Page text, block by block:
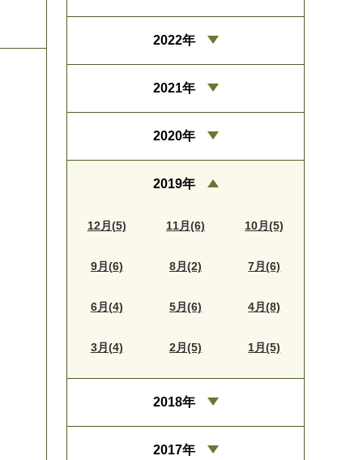
2022年
2021年
2020年
2019年
12月(5) 11月(6) 10月(5)
9月(6) 8月(2) 7月(6)
6月(4) 5月(6) 4月(8)
3月(4) 2月(5) 1月(5)
2018年
2017年